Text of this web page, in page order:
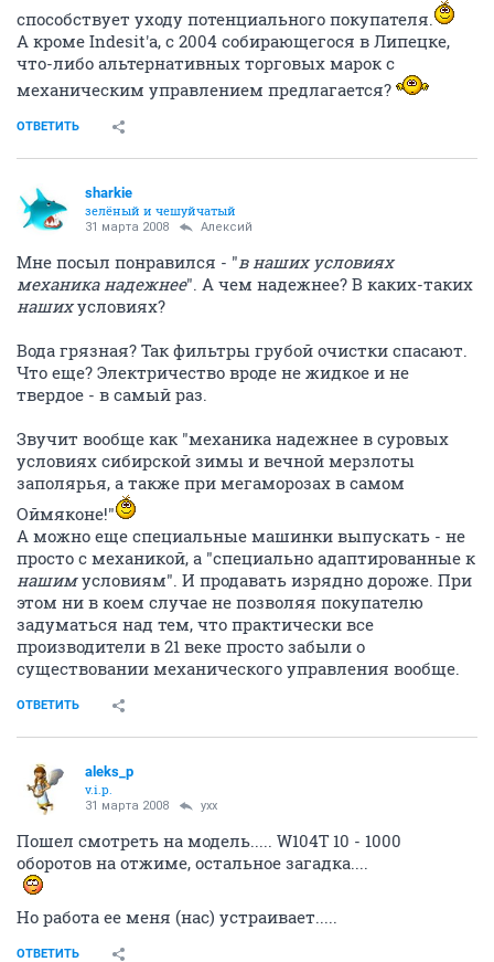
способствует уходу потенциального покупателя.
А кроме Indesit'а, с 2004 собирающегося в Липецке,
что-либо альтернативных торговых марок с
механическим управлением предлагается?
ОТВЕТИТЬ
sharkie
зелёный и чешуйчатый
31 марта 2008 Алексий
Мне посыл понравился - "в наших условиях
механика надежнее". А чем надежнее? В каких-таких
нашихусловиях?
Вода грязная? Так фильтры грубой очистки спасают.
Что еще? Электричество вроде не жидкое и не
твердое - в самый раз.
Звучит вообще как "механика надежнее в суровых
условиях сибирской зимы и вечной мерзлоты
заполярья, а также при мегаморозах в самом
Оймяконе!"
А можно еще специальные машинки выпускать - не
просто с механикой, а "специально адаптированные к
нашимусловиям". И продавать изрядно дороже. При
этом ни в коем случае не позволяя покупателю
задуматься над тем, что практически все
производители в 21 веке просто забыли о
существовании механического управления вообще.
ОТВЕТИТЬ
aleks_p
v.i.p.
31 марта 2008 yxx
Пошел смотреть на модель..... W104T 10 - 1000
оборотов на отжиме, остальное загадка....
Но работа ее меня (нас) устраивает.....
ОТВЕТИТЬ